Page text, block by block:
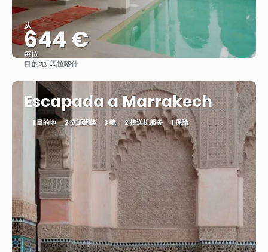
从
644 €
每位
目的地:馬拉喀什
Escapada a Marrakech
1 目的地 2 交通網絡 3 晚 2 接送机服务 1 保險